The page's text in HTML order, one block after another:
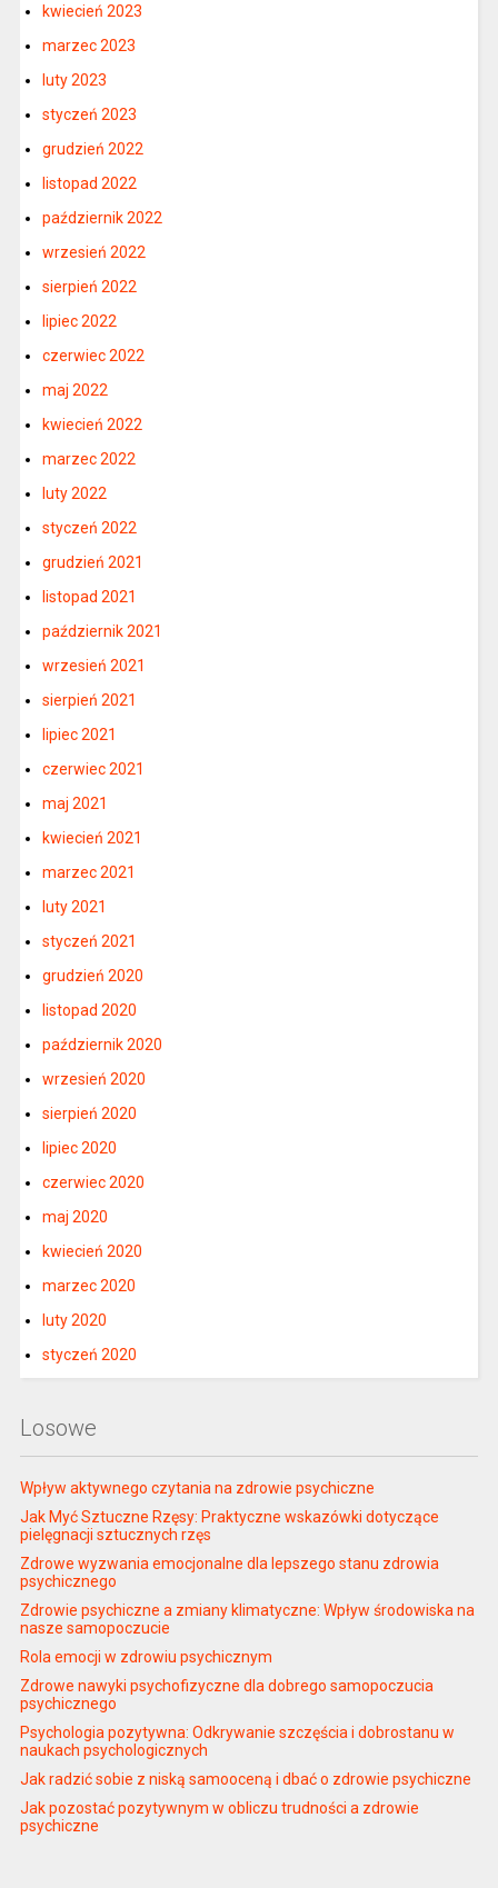
kwiecień 2023
marzec 2023
luty 2023
styczeń 2023
grudzień 2022
listopad 2022
październik 2022
wrzesień 2022
sierpień 2022
lipiec 2022
czerwiec 2022
maj 2022
kwiecień 2022
marzec 2022
luty 2022
styczeń 2022
grudzień 2021
listopad 2021
październik 2021
wrzesień 2021
sierpień 2021
lipiec 2021
czerwiec 2021
maj 2021
kwiecień 2021
marzec 2021
luty 2021
styczeń 2021
grudzień 2020
listopad 2020
październik 2020
wrzesień 2020
sierpień 2020
lipiec 2020
czerwiec 2020
maj 2020
kwiecień 2020
marzec 2020
luty 2020
styczeń 2020
Losowe
Wpływ aktywnego czytania na zdrowie psychiczne
Jak Myć Sztuczne Rzęsy: Praktyczne wskazówki dotyczące
pielęgnacji sztucznych rzęs
Zdrowe wyzwania emocjonalne dla lepszego stanu zdrowia
psychicznego
Zdrowie psychiczne a zmiany klimatyczne: Wpływ środowiska na
nasze samopoczucie
Rola emocji w zdrowiu psychicznym
Zdrowe nawyki psychofizyczne dla dobrego samopoczucia
psychicznego
Psychologia pozytywna: Odkrywanie szczęścia i dobrostanu w
naukach psychologicznych
Jak radzić sobie z niską samooceną i dbać o zdrowie psychiczne
Jak pozostać pozytywnym w obliczu trudności a zdrowie
psychiczne